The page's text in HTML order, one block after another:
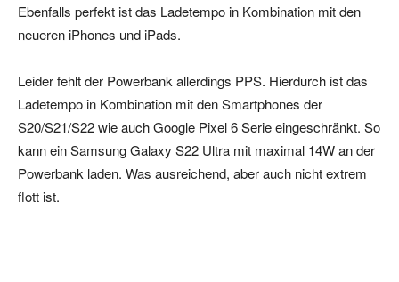
Ebenfalls perfekt ist das Ladetempo in Kombination mit den
neueren iPhones und iPads.
Leider fehlt der Powerbank allerdings PPS. Hierdurch ist das
Ladetempo in Kombination mit den Smartphones der
S20/S21/S22 wie auch Google Pixel 6 Serie eingeschränkt. So
kann ein Samsung Galaxy S22 Ultra mit maximal 14W an der
Powerbank laden. Was ausreichend, aber auch nicht extrem
flott ist.